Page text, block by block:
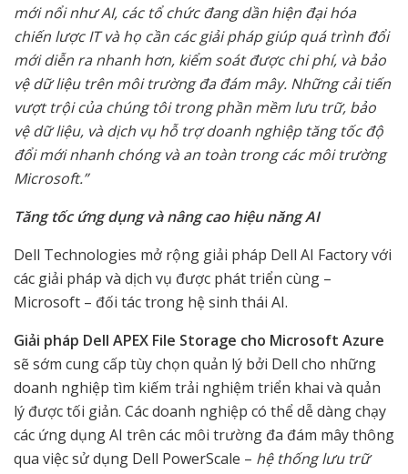
mới nổi như AI, các tổ chức đang dần hiện đại hóa
chiến lược IT và họ cần các giải pháp giúp quá trình đổi
mới diễn ra nhanh hơn, kiểm soát được chi phí, và bảo
vệ dữ liệu trên môi trường đa đám mây. Những cải tiến
vượt trội của chúng tôi trong phần mềm lưu trữ, bảo
vệ dữ liệu, và dịch vụ hỗ trợ doanh nghiệp tăng tốc độ
đổi mới nhanh chóng và an toàn trong các môi trường
Microsoft.”
Tăng tốc ứng dụng và nâng cao hiệu năng AI
Dell Technologies mở rộng giải pháp Dell AI Factory với
các giải pháp và dịch vụ được phát triển cùng –
Microsoft – đối tác trong hệ sinh thái AI.
Giải pháp Dell APEX File Storage cho Microsoft Azure
sẽ sớm cung cấp tùy chọn quản lý bởi Dell cho những
doanh nghiệp tìm kiếm trải nghiệm triển khai và quản
lý được tối giản. Các doanh nghiệp có thể dễ dàng chạy
các ứng dụng AI trên các môi trường đa đám mây thông
qua việc sử dụng Dell PowerScale – hệ thống lưu trữ